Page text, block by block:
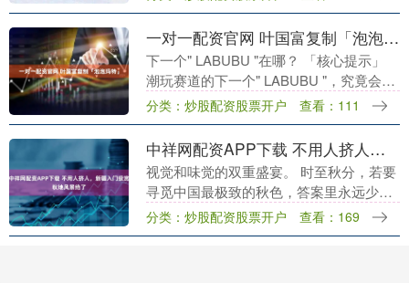
官方对其进行了高度宣传，称其为世界上
最先进....
一对一配资官网 叶国富复制「泡泡玛特」
下一个" LABUBU "在哪？ 「核心提示」
潮玩赛道的下一个" LABUBU "，究竟会诞
生在哪里？ 9 月 26 日，名创优品旗下潮
玩品牌 TOP TOY....
分类：炒股配资股票开户 查看：111
中祥网配资APP下载 不用人挤人，新疆入门级赏秋地风景绝了
视觉和味觉的双重盛宴。 时至秋分，若要
寻觅中国最极致的秋色，答案里永远少不
了新疆。但新疆实在太大，动辄上千公里
的奔波，几乎成了长途自驾的代名词。 当
分类：炒股配资股票开户 查看：169